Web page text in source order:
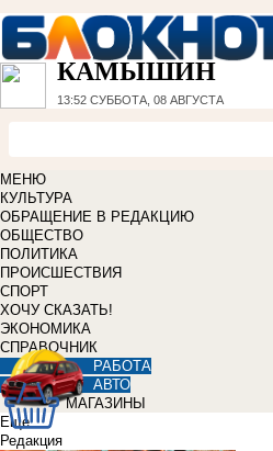
КАМЫШИН
13:52 СУББОТА, 08 АВГУСТА
МЕНЮ
КУЛЬТУРА
ОБРАЩЕНИЕ В РЕДАКЦИЮ
ОБЩЕСТВО
ПОЛИТИКА
ПРОИСШЕСТВИЯ
СПОРТ
ХОЧУ СКАЗАТЬ!
ЭКОНОМИКА
СПРАВОЧНИК
РАБОТА
АВТО
МАГАЗИНЫ
Еще
Редакция